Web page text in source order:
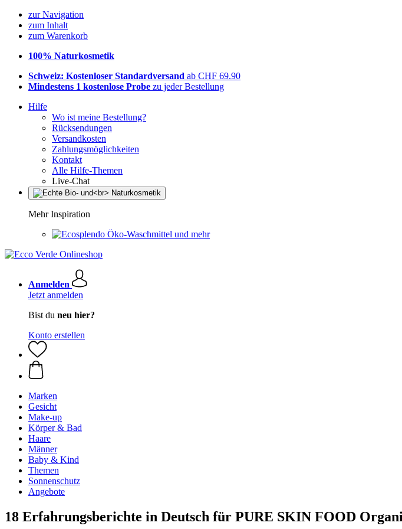
zur Navigation
zum Inhalt
zum Warenkorb
100% Naturkosmetik
Schweiz: Kostenloser Standardversand ab CHF 69.90
Mindestens 1 kostenlose Probe zu jeder Bestellung
Hilfe
Wo ist meine Bestellung?
Rücksendungen
Versandkosten
Zahlungsmöglichkeiten
Kontakt
Alle Hilfe-Themen
Live-Chat
Mehr Inspiration
Öko-Waschmittel und mehr
Anmelden
Jetzt anmelden
Bist du neu hier?
Konto erstellen
Marken
Gesicht
Make-up
Körper & Bad
Haare
Männer
Baby & Kind
Themen
Sonnenschutz
Angebote
18 Erfahrungsberichte in Deutsch für PURE SKIN FOOD